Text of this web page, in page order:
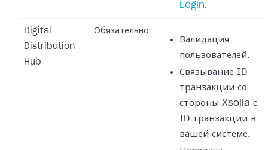
Login.
Digital
Distribution
Hub
Обязательно
Валидация
пользователей.
Связывание ID
транзакции со
стороны Xsolla с
ID транзакции в
вашей системе.